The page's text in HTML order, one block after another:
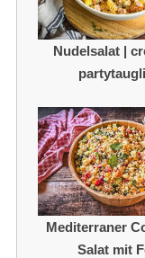
Nudelsalat |
Mediterraner
Salat mit